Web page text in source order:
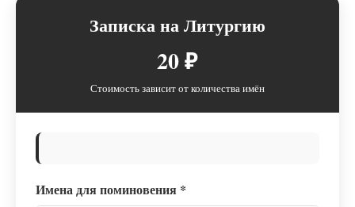
Записка на Литургию
20 ₽
Стоимость зависит от количества имён
Имена для поминовения *